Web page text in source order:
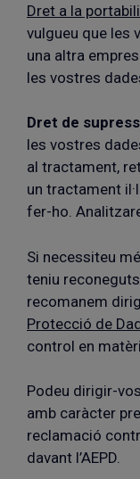
Dret a la
vulgueu que les
una altra
les vostres
Dret de
les vostres
al tractament,
un tractament
fer-ho.
Si necessiteu
teniu
recomanem
Protecció de
control en
Podeu dirigir-
amb caràcter
reclamació
davant l’AEPD.